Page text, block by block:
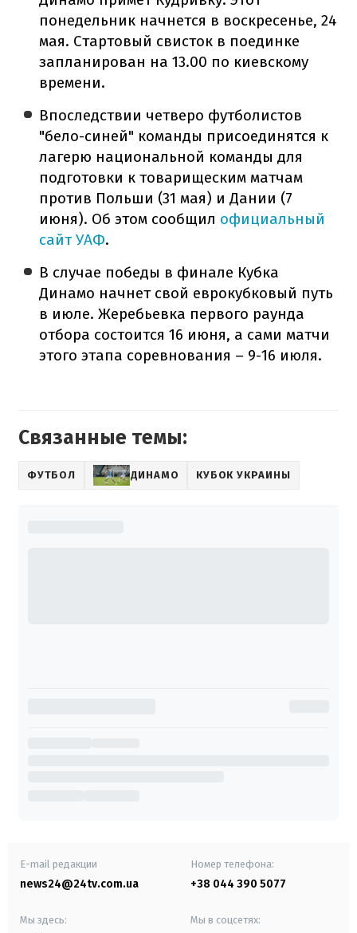
понедельник начнется в воскресенье, 24
мая. Стартовый свисток в поединке
запланирован на 13.00 по киевскому
времени.
Впоследствии четверо футболистов
"бело-синей" команды присоединятся к
лагерю национальной команды для
подготовки к товарищеским матчам
против Польши (31 мая) и Дании (7
июня). Об этом сообщил официальный
сайт УАФ.
В случае победы в финале Кубка
Динамо начнет свой еврокубковый путь
в июле. Жеребьевка первого раунда
отбора состоится 16 июня, а сами матчи
этого этапа соревнования – 9-16 июля.
Связанные темы:
ФУТБОЛ ДИНАМО КУБОК УКРАИНЫ
E-mail редакции
news24@24tv.com.ua
Номер телефона:
+38 044 390 5077
Мы здесь: Мы в соцсетях: